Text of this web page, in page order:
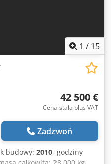
1 / 15
42 500 €
Cena stała plus VAT
Zadzwoń
budowy: 2010, godziny